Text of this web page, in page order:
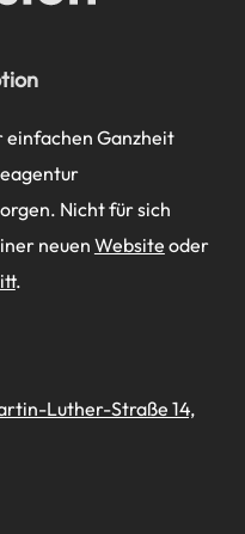
einfachen Ganzheit
Nicht für sich
neuen Website oder
.
Luther-Straße 14,